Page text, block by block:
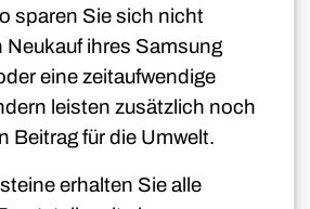
sparen Sie sich nicht
Neukauf ihres Samsung
eine zeitaufwendige
leisten zusätzlich noch
Beitrag für die Umwelt.
erhalten Sie alle